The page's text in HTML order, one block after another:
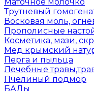
Трутневый
Восковая моль,
Прополисные
Косметика, мази,
Мед крымский
Перга и пыльца
Лечебные
Пчелиный подмор
БАДы